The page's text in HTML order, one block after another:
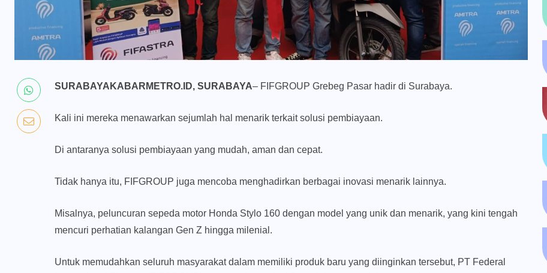
SURABAYAKABARMETRO.ID, SURABAYA– FIFGROUP Grebeg Pasar hadir di Surabaya.
Kali ini mereka menawarkan sejumlah hal menarik terkait solusi pembiayaan.
Di antaranya solusi pembiayaan yang mudah, aman dan cepat.
Tidak hanya itu, FIFGROUP juga mencoba menghadirkan berbagai inovasi menarik lainnya.
Misalnya, peluncuran sepeda motor Honda Stylo 160 dengan model yang unik dan menarik, yang kini tengah
mencuri perhatian kalangan Gen Z hingga milenial.
Untuk memudahkan seluruh masyarakat dalam memiliki produk baru yang diinginkan tersebut, PT Federal